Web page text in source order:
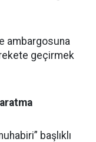
ambargosuna
geçirmek
başlıklı